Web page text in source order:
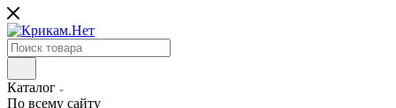
Каталог
По всему сайту